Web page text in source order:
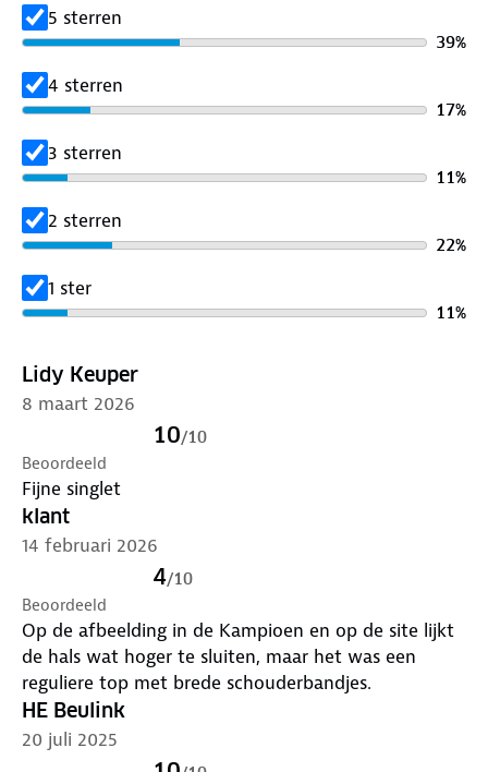
5 sterren
39%
4 sterren
17%
3 sterren
11%
2 sterren
22%
1 ster
11%
Lidy Keuper
8 maart 2026
10/10
Beoordeeld
Fijne singlet
klant
14 februari 2026
4/10
Beoordeeld
Op de afbeelding in de Kampioen en op de site lijkt
de hals wat hoger te sluiten, maar het was een
reguliere top met brede schouderbandjes.
HE Beulink
20 juli 2025